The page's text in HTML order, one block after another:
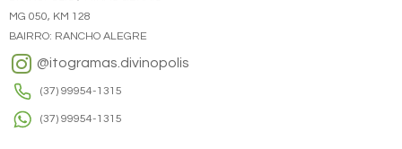
MG 050, KM 128
BAIRRO: RANCHO ALEGRE
@itogramas.divinopolis
(37) 99954-1315
(37) 99954-1315